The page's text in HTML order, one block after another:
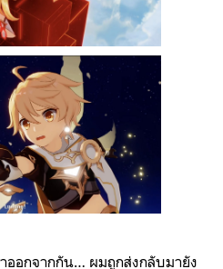
ออกจากกัน… ผมถูกส่งกลับมายัง